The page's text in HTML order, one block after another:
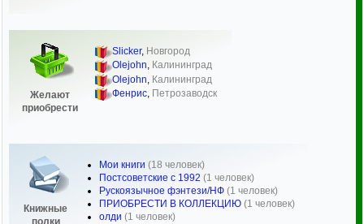
Желают
приобрести
Slicker, Новгород
Olejohn, Калининград
Olejohn Калининград
Фенрис, Петрозаводск
Книжные
полки
Мои книги (18 человек)
Постсоветские с 1992 (1 человек)
Рускоязычное фэнтези/НФ (1 человек)
ПРИОБРЕСТИ В КОЛЛЕКЦИЮ (1 человек)
олди (1 человек)